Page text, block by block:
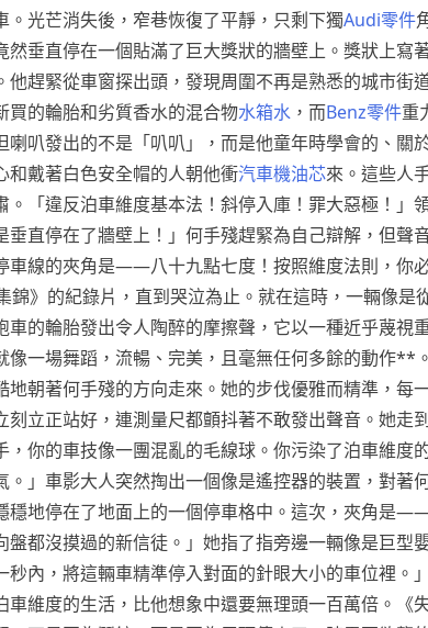
。光芒消失後，窄巷恢復了平靜，只剩下獨Audi零件
然垂直停在一個貼滿了巨大獎狀的牆壁上。獎狀上
他趕緊從車窗探出頭，發現周圍不再是熟悉的城市街
買的輪胎和劣質香水的混合物水箱水 ，而Benz零件重
叭發出的不是「叭叭」，而是他童年時學會的、關
和戴著白色安全帽的人朝他衝汽車機油芯來。這些人
。「違反泊車維度基本法！斜停入庫！罪大惡極！」
直停在了牆壁上！」何手殘趕緊為自己辯解，但聲
車線的夾角是——八十九點七度！按照維度法則，你
》的紀錄片，直到哭泣為止。就在這時，一輛像是
車的輪胎發出令人陶醉的摩擦聲，它以一種近乎蔑視
像一場舞蹈，流暢、完美，且毫無任何多餘的動作**
地朝著何手殘的方向走來。她的步伐優雅而精準，每
刻立正站好，連測量尺都顫抖著不敢發出聲音。她走
，你的車技像一團混亂的毛線球。你污染了泊車維
。」車影大人突然掏出一個像是遙控器的裝置，對著
穩地停在了地面上的一個停車格中。這次，夾角是
都沒摸過的新信徒。」她指了指旁邊一輛像是巨型
內，將這輛車精準停入對面的針眼大小的車位裡。
車維度的生活，比他想象中還要無理頭一百萬倍。《